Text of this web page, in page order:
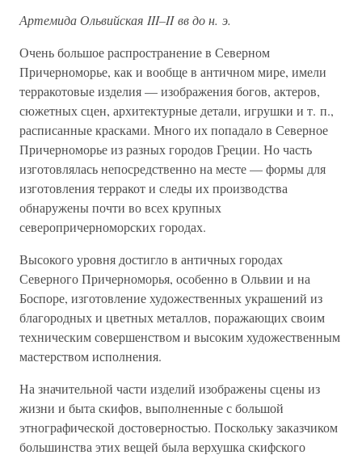
Артемида Ольвийская III–II вв до н. э.
Очень большое распространение в Северном
Причерноморье, как и вообще в античном мире, имели
терракотовые изделия — изображения богов, актеров,
сюжетных сцен, архитектурные детали, игрушки и т. п.,
расписанные красками. Много их попадало в Северное
Причерноморье из разных городов Греции. Но часть
изготовлялась непосредственно на месте — формы для
изготовления терракот и следы их производства
обнаружены почти во всех крупных
северопричерноморских городах.
Высокого уровня достигло в античных городах
Северного Причерноморья, особенно в Ольвии и на
Боспоре, изготовление художественных украшений из
благородных и цветных металлов, поражающих своим
техническим совершенством и высоким художественным
мастерством исполнения.
На значительной части изделий изображены сцены из
жизни и быта скифов, выполненные с большой
этнографической достоверностью. Поскольку заказчиком
большинства этих вещей была верхушка скифского